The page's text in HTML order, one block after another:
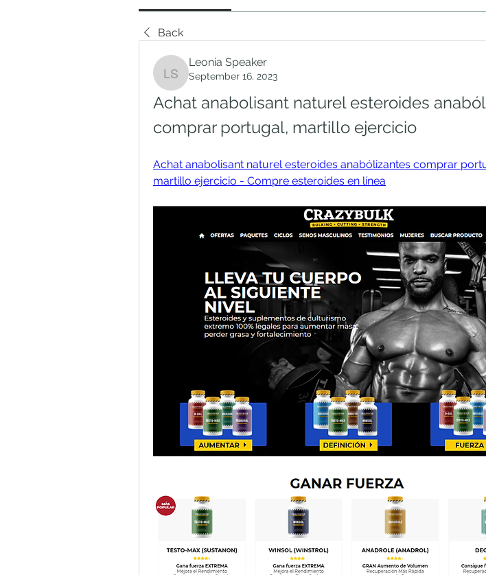
Back
Leonia Speaker
Leonia Speaker
September 16, 2023
Achat anabolisant naturel esteroides
comprar portugal, martillo ejercicio
Achat anabolisant naturel esteroides anabólizantes comprar
martillo ejercicio - Compre esteroides en línea